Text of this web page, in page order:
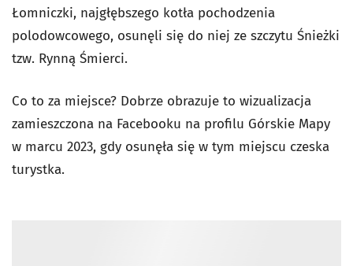
Łomniczki, najgłębszego kotła pochodzenia
polodowcowego, osunęli się do niej ze szczytu Śnieżki
tzw. Rynną Śmierci.
Co to za miejsce? Dobrze obrazuje to wizualizacja
zamieszczona na Facebooku na profilu Górskie Mapy
w marcu 2023, gdy osunęła się w tym miejscu czeska
turystka.